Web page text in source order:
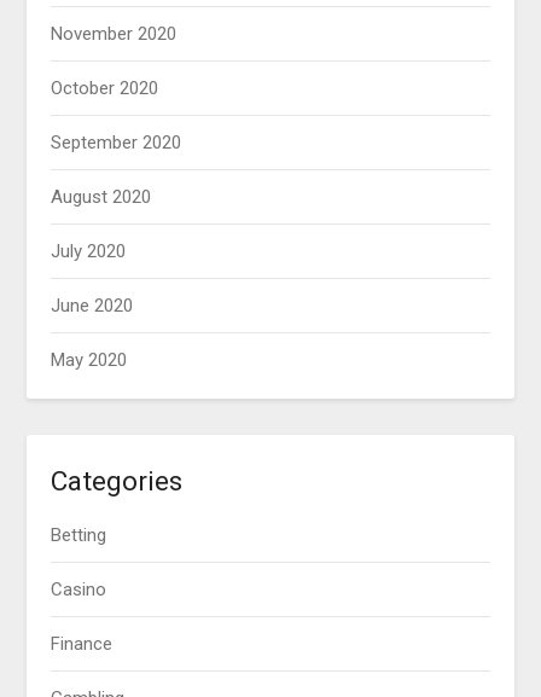
November 2020
October 2020
September 2020
August 2020
July 2020
June 2020
May 2020
Categories
Betting
Casino
Finance